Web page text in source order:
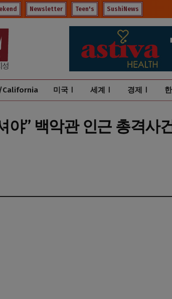
Newsletter Teen's SushiNews
California 미국Ⅰ 세계Ⅰ 경제Ⅰ
야” 백악관 인근 총격사